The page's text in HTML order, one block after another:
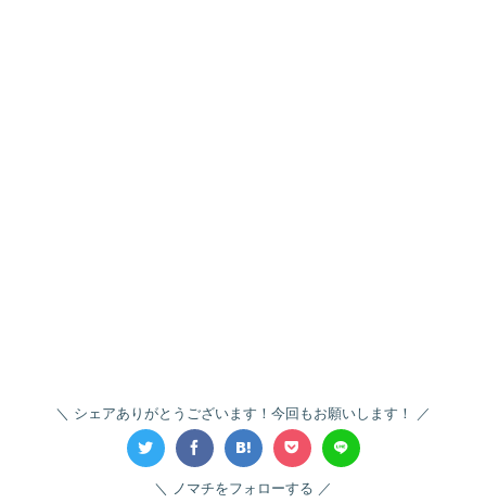
シェアありがとうございます！今回もお願いします！
ノマチをフォローする